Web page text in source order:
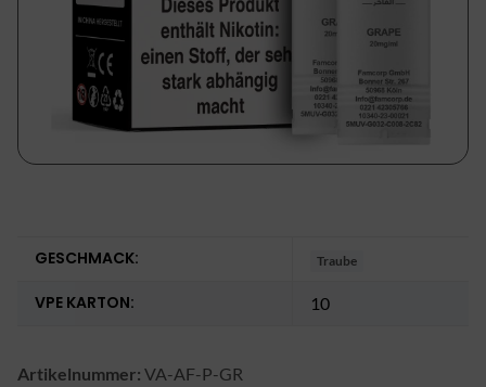
GESCHMACK: Traube
VPE KARTON: 10
Artikelnummer: VA-AF-P-GR